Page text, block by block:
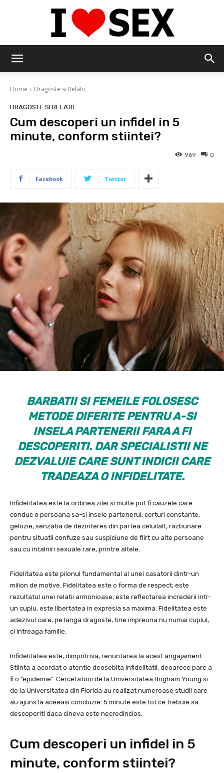
Home Dragoste si Relatii
DRAGOSTE SI RELATII
Cum descoperi un infidel in 5
minute, conform stiintei?
0
969
Facebook Twitter
BARBATII SI FEMEILE FOLOSESC
METODE DIFERITE PENTRU A-SI
INSELA PARTENERII FARA A FI
DESCOPERITI. DAR SPECIALISTII NE
DEZVALUIE CARE SUNT INDICII CARE
TRADEAZA O INFIDELITATE.
Infidelitatea este la ordinea zilei si multe pot fi cauzele care
conduc o persoana sa-si insele partenerul: certuri constante,
gelozie, senzatia de dezinteres din partea celuilalt, razbunare
pentru situatii confuze sau suspiciune de flirt cu alte persoane
sau cu intalniri sexuale rare, printre altele.
Fidelitatea este pilonul fundamental al unei casatorii dintr-un
milion de motive. Fidelitatea este o forma de respect, este
rezultatul unei relatii armonioase, este reflectarea increderii intr-
un cuplu, este libertatea in expresia sa maxima. Fidelitatea este
adezivul care, pe langa dragoste, tine impreuna nu numai cuplul,
ci intreaga familie.
Infidelitatea este, dimpotriva, renuntarea la acest angajament.
Stiinta a acordat o atentie deosebita infidelitatii, deoarece pare a
fi o “epidemie”. Cercetatorii de la Universitatea Brigham Young si
de la Universitatea din Florida au realizat numeroase studii care
au ajuns la aceeasi concluzie: 5 minute este tot ce trebuie sa
descoperiti daca cineva este necredincios.
Cum descoperi un infidel in 5
minute, conform stiintei?